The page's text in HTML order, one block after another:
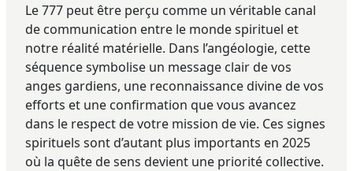
Le 777 peut être perçu comme un véritable canal
de communication entre le monde spirituel et
notre réalité matérielle. Dans l’angéologie, cette
séquence symbolise un message clair de vos
anges gardiens, une reconnaissance divine de vos
efforts et une confirmation que vous avancez
dans le respect de votre mission de vie. Ces signes
spirituels sont d’autant plus importants en 2025
où la quête de sens devient une priorité collective.